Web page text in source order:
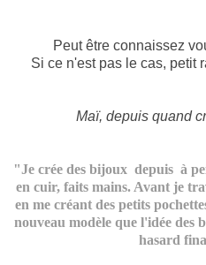
Peut être connaissez
Si ce n'est pas le cas, petit
Maï, depuis quand
"Je crée des bijoux depuis à
en cuir, faits mains. Avant je
en me créant des petits
nouveau modèle que l'idée des
hasard